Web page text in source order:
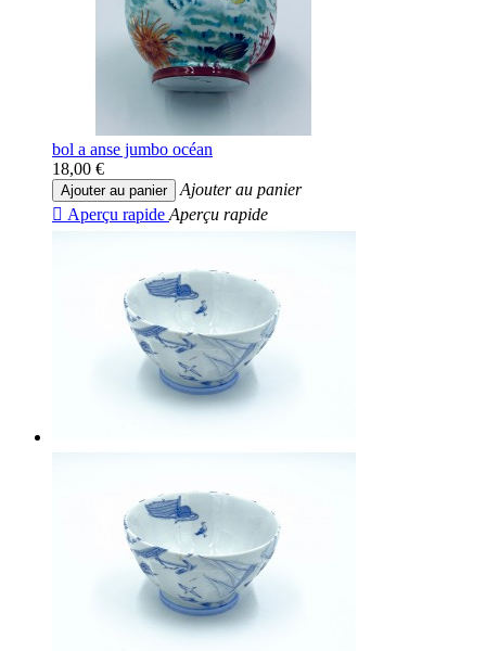
bol a anse jumbo océan
18,00 €
Ajouter au panier
Ajouter au panier
 Aperçu rapide Aperçu rapide